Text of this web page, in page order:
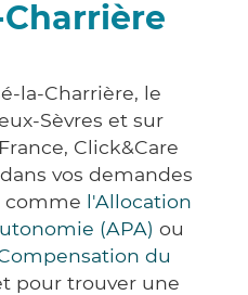
la-Charrière, le
Sèvres et sur
Click&Care
vos demandes
comme l'Allocation
(APA) ou
du
pour trouver une